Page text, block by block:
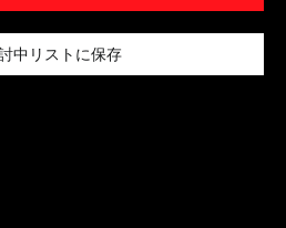
中リストに保存